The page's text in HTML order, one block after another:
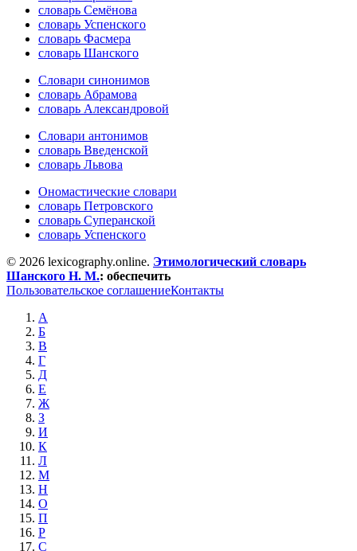
словарь Семёнова
словарь Успенского
словарь Фасмера
словарь Шанского
Словари синонимов
словарь Абрамова
словарь Александровой
Словари антонимов
словарь Введенской
словарь Львова
Ономастические словари
словарь Петровского
словарь Суперанской
словарь Успенского
© 2026 lexicography.online. Этимологический словарь
Шанского Н. М.: обеспечить
Пользовательское соглашениеКонтакты
А
Б
В
Г
Д
Е
Ж
З
И
К
Л
М
Н
О
П
Р
С